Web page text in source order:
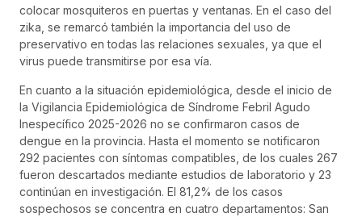
colocar mosquiteros en puertas y ventanas. En el caso del
zika, se remarcó también la importancia del uso de
preservativo en todas las relaciones sexuales, ya que el
virus puede transmitirse por esa vía.
En cuanto a la situación epidemiológica, desde el inicio de
la Vigilancia Epidemiológica de Síndrome Febril Agudo
Inespecífico 2025-2026 no se confirmaron casos de
dengue en la provincia. Hasta el momento se notificaron
292 pacientes con síntomas compatibles, de los cuales 267
fueron descartados mediante estudios de laboratorio y 23
continúan en investigación. El 81,2% de los casos
sospechosos se concentra en cuatro departamentos: San